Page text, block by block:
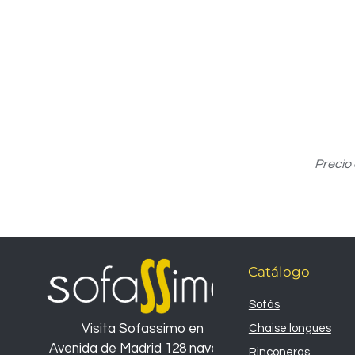
Precio
Visita Sofassimo en
Avenida de Madrid 128 nave 26
Catálogo
Sofás
Chaise longues
Rinconeras